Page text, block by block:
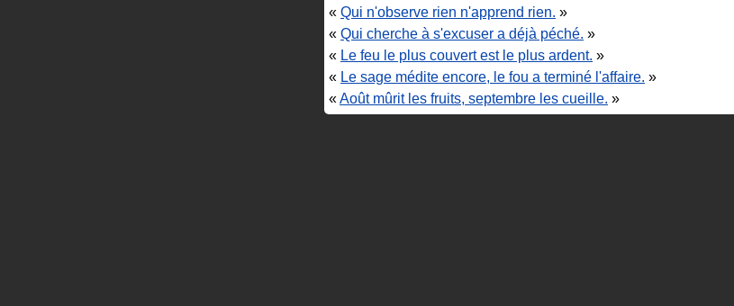
« Qui n'observe rien n'apprend rien. »
« Qui cherche à s'excuser a déjà péché. »
« Le feu le plus couvert est le plus ardent. »
« Le sage médite encore, le fou a terminé l'affaire. »
«Août mûrit les fruits, septembre les cueille. »